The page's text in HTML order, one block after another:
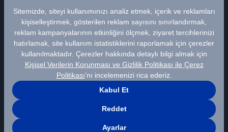
Bu içeriğe ilişkin tüm telif hakları İş Yatırım Menkul Değerler A.Ş.’ye aittir. Bu
içerik, açık iznimiz olmaksızın başkaları tarafından herhangi bir amaçla, kısmen
veya tamamen çoğaltılamaz, dağıtılamaz, yayımlanamaz veya değiştirilemez.
Veriler Matriks Finansal Teknolojiler A.Ş. tarafından sağlanmaktadır. Uyarı notu